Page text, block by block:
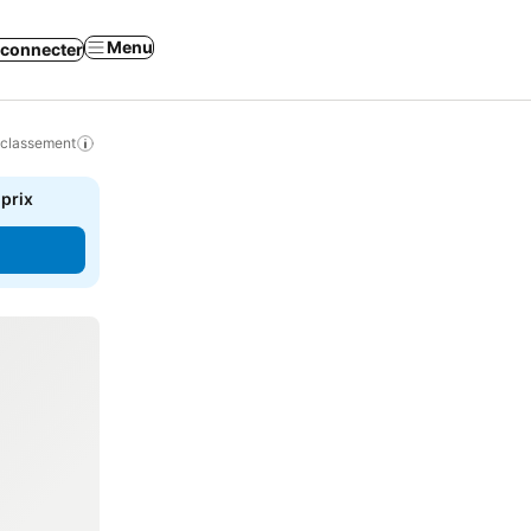
Menu
prix